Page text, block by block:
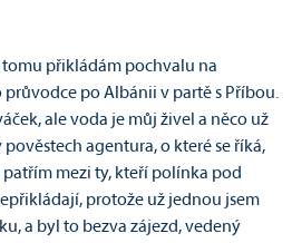
tomu přikládám pochvalu na
průvodce po Albánii v partě s Příbou.
ale voda je můj živel a něco už
pověstech agentura, o které se říká,
patřím mezi ty, kteří polínka pod
protože už jednou jsem
a byl to bezva zájezd, vedený